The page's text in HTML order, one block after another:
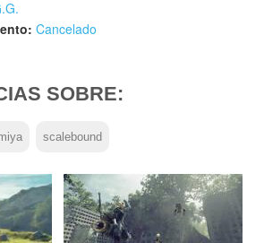
Cancelado
SOBRE:
scalebound